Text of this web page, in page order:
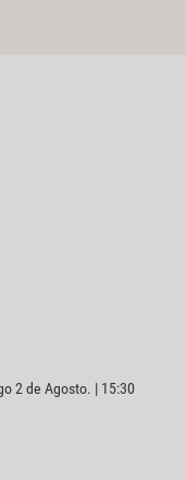
2 de Agosto. | 15:30